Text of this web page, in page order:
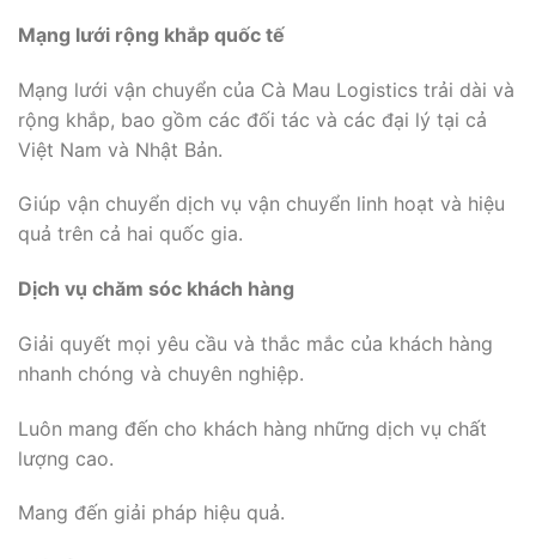
Mạng lưới rộng khắp quốc tế
Mạng lưới vận chuyển của Cà Mau Logistics trải dài và
rộng khắp, bao gồm các đối tác và các đại lý tại cả
Việt Nam và Nhật Bản.
Giúp vận chuyển dịch vụ vận chuyển linh hoạt và hiệu
quả trên cả hai quốc gia.
Dịch vụ chăm sóc khách hàng
Giải quyết mọi yêu cầu và thắc mắc của khách hàng
nhanh chóng và chuyên nghiệp.
Luôn mang đến cho khách hàng những dịch vụ chất
lượng cao.
Mang đến giải pháp hiệu quả.